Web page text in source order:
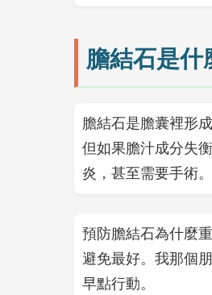
膽結石是什
膽結石是膽囊裡形
但如果膽汁成分失
炎，甚至需要手術。
預防膽結石為什麼
避免最好。我那個
早點行動。